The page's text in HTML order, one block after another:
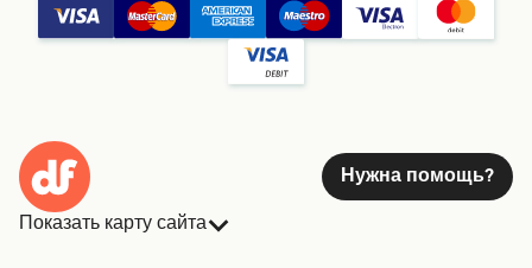
Нужна помощь?
Показать карту сайта